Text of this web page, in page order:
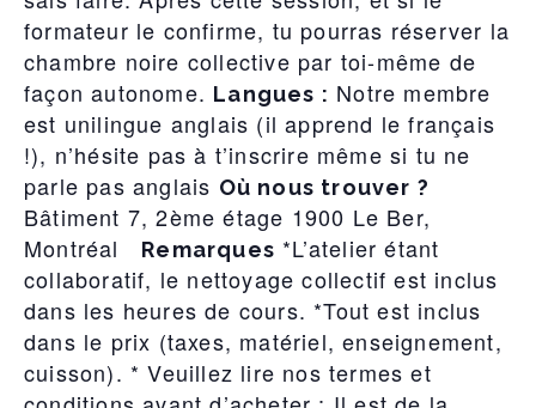
formateur le confirme, tu pourras réserver la
chambre noire collective par toi-même de
façon autonome. Langues : Notre membre
est unilingue anglais (il apprend le français
!), n’hésite pas à t’inscrire même si tu ne
parle pas anglais Où nous trouver ?
Bâtiment 7, 2ème étage 1900 Le Ber,
Montréal
Remarques *L’atelier étant
collaboratif, le nettoyage collectif est inclus
dans les heures de cours. *Tout est inclus
dans le prix (taxes, matériel, enseignement,
cuisson). * Veuillez lire nos termes et